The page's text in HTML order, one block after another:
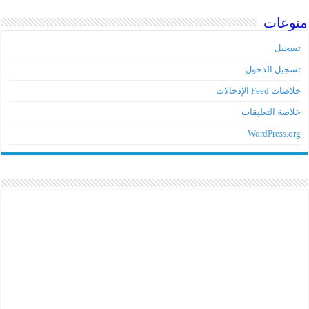
منوعات
تسجيل
تسجيل الدخول
خلاصات Feed الإدخالات
خلاصة التعليقات
WordPress.org